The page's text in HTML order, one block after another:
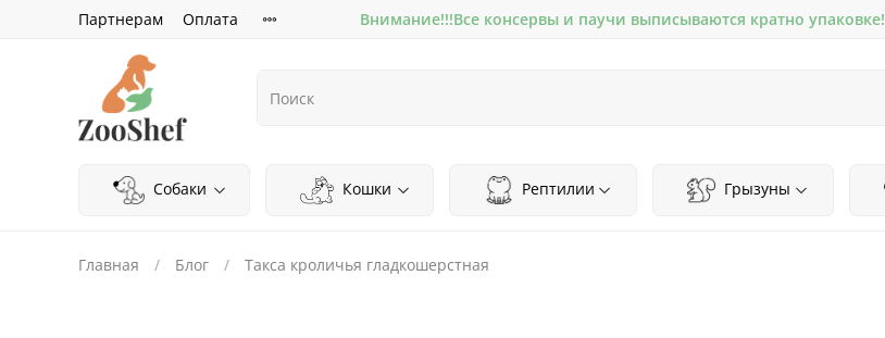
Партнерам Оплата Внимание!!!Все консервы и паучи выписываются кратно упаковке!
Собаки Кошки Рептилии Грызуны
Главная Блог Такса кроличья гладкошерстная